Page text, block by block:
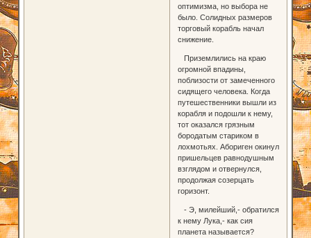
оптимизма, но выбора не
было. Солидных размеров
торговый корабль начал
снижение.
Приземлились на краю
огромной впадины,
поблизости от замеченного
сидящего человека. Когда
путешественники вышли из
корабля и подошли к нему,
тот оказался грязным
бородатым стариком в
лохмотьях. Абориген окинул
пришельцев равнодушным
взглядом и отвернулся,
продолжая созерцать
горизонт.
- Э, милейший,- обратился
к нему Лука,- как сия
планета называется?